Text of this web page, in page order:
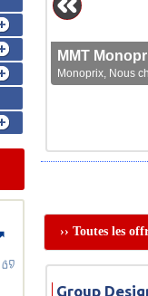
MMT
Monoprix, Nous
›› Toutes les
Group